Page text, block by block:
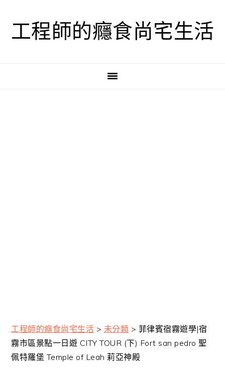
工程師的癮食尚宅生活
工程師的癮食尚宅生活 > 未分類 > 菲律賓宿霧遊學|宿
霧市區景點一日遊 CITY TOUR (下) Fort san pedro 聖
佩特羅堡 Temple of Leah 莉亞神殿